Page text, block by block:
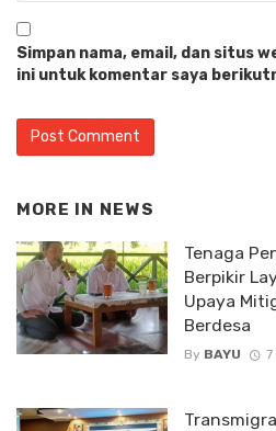
Simpan nama, email, dan situs
ini untuk komentar saya
MORE IN NEWS
Tenaga
Berpikir
Upaya
Berdesa
By BAYU 7